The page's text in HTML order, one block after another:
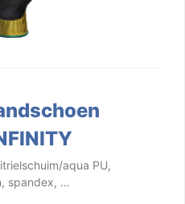
aqua PU,
spandex, …